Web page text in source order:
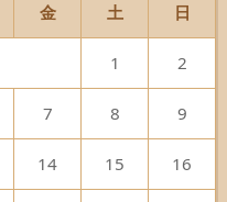
金 土 日
1 2
7 8 9
14 15 16